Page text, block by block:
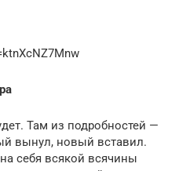
Там из подробностей —
вынул, новый вставил.
себя всякой всячины